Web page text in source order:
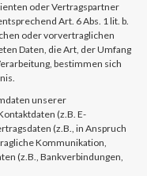
oder Vertragspartner
Art. 6 Abs. 1 lit. b.
oder vorvertraglichen
Daten, die Art, der Umfang
bestimmen sich
unserer
(z.B. E-
(z.B., in Anspruch
Kommunikation,
(z.B., Bankverbindungen,